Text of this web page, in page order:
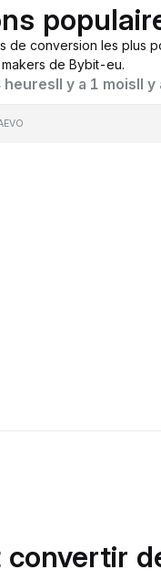
de conversion les plus
de Bybit-eu.
heuresIl y a 1 moisIl y